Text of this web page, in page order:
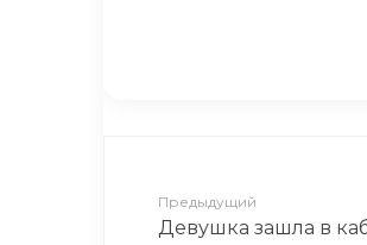
Предыдущий
Девушка зашла в